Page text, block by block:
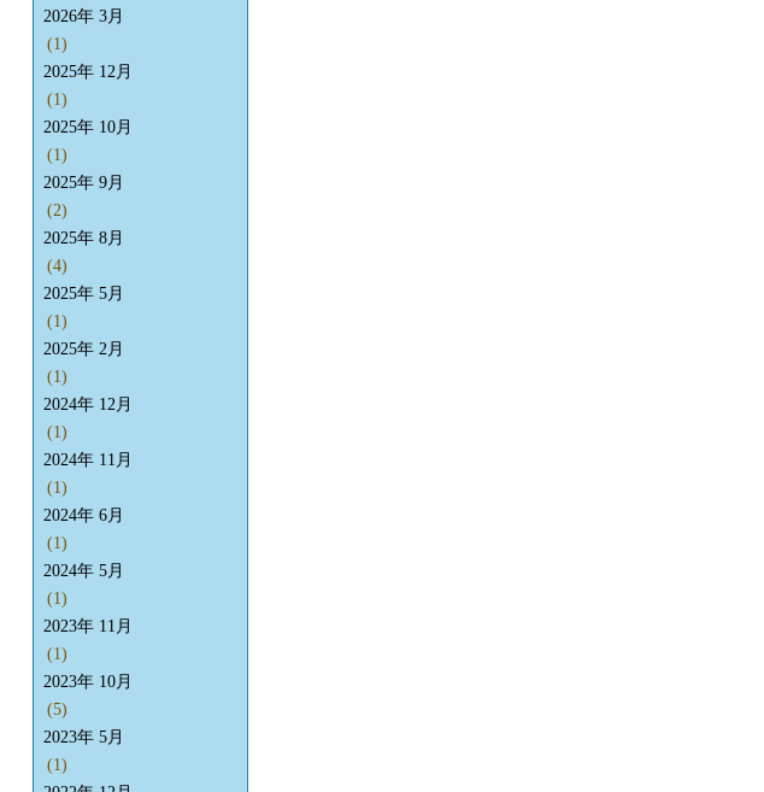
2026年 3月
(1)
2025年 12月
(1)
2025年 10月
(1)
2025年 9月
(2)
2025年 8月
(4)
2025年 5月
(1)
2025年 2月
(1)
2024年 12月
(1)
2024年 11月
(1)
2024年 6月
(1)
2024年 5月
(1)
2023年 11月
(1)
2023年 10月
(5)
2023年 5月
(1)